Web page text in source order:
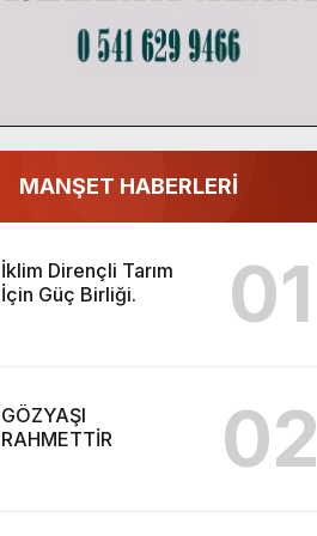
MANŞET HABERLERİ
İklim Dirençli Tarım
İçin Güç Birliği.
01
GÖZYAŞI
RAHMETTİR
02